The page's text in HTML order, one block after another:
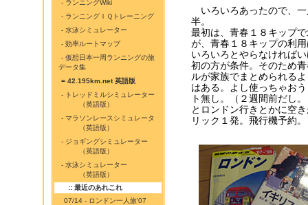
- ランニングWiki
- ランニングＩＱトレーニング
- 水泳シミュレーター
- 効率ルートマップ
- 仮想日本一周ランニングの旅
データ集
= 42.195km.net 英語版
- トレッドミルシミュレーター
（英語版）
- マラソンレースシミュレータ
（英語版）
- ジョギングシミュレーター
（英語版）
- 水泳シミュレーター
（英語版）
:: 最近のあれこれ
07/14 - ロンドン一人旅'07
いろいろあったので、
半。
最初は、青春１８キップ
が、青春１８キップの利
いろいろとやらなければ
初の方が条件。そのため
ルが家族でまとめられる
はある。よし使っちゃお
ト無し。（２週間前だし
とロンドン行きとかに空
リック１発。飛行機予約